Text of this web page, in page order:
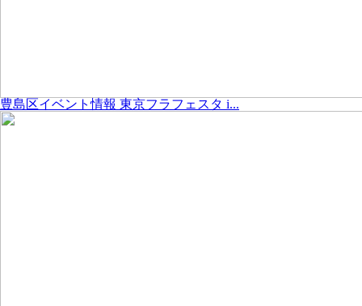
豊島区イベント情報 東京フラフェスタ i...